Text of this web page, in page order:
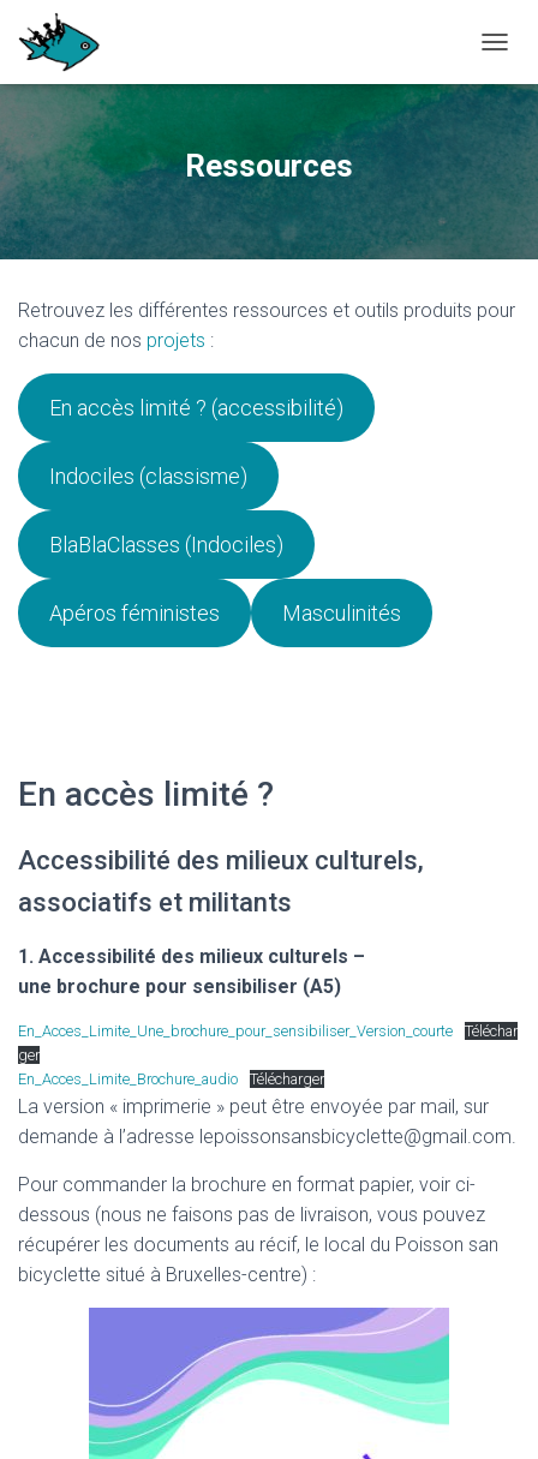
Ressources
Retrouvez les différentes ressources et outils produits pour
chacun de nos projets :
En accès limité ? (accessibilité)
Indociles (classisme)
BlaBlaClasses (Indociles)
Apéros féministes Masculinités
En accès limité ?
Accessibilité des milieux culturels,
associatifs et militants
1. Accessibilité des milieux culturels –
une brochure pour sensibiliser (A5)
En_Acces_Limite_Une_brochure_pour_sensibiliser_Version_courte
Téléchar
ger
En_Acces_Limite_Brochure_audio
Télécharger
La version « imprimerie » peut être envoyée par mail, sur
demande à l’adresse lepoissonsansbicyclette@gmail.com.
Pour commander la brochure en format papier, voir ci-
dessous (nous ne faisons pas de livraison, vous pouvez
récupérer les documents au récif, le local du Poisson san
bicyclette situé à Bruxelles-centre) :